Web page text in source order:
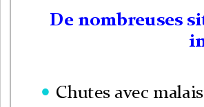
De nombreuses
 Chutes avec